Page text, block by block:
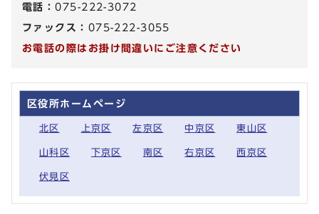
電話：075-222-3072
ファックス： 075-222-3055
お電話の際はお掛け間違いにご注意ください
区役所ホームページ
北区 上京区 左京区 中京区 東山区
山科区 下京区 南区 右京区 西京区
伏見区